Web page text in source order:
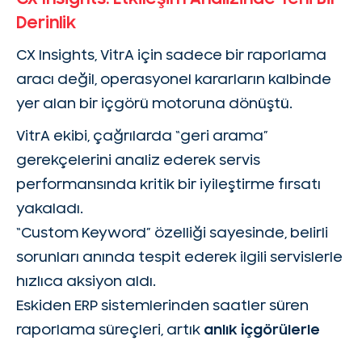
Derinlik
CX Insights, VitrA için sadece bir raporlama
aracı değil, operasyonel kararların kalbinde
yer alan bir içgörü motoruna dönüştü.
VitrA ekibi, çağrılarda “geri arama”
gerekçelerini analiz ederek servis
performansında kritik bir iyileştirme fırsatı
yakaladı.
“Custom Keyword” özelliği sayesinde, belirli
sorunları anında tespit ederek ilgili servislerle
hızlıca aksiyon aldı.
Eskiden ERP sistemlerinden saatler süren
raporlama süreçleri, artık anlık içgörülerle